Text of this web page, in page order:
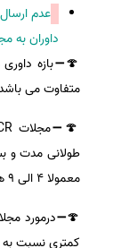
عدم
داوران به
🍄➖بازه
متفاوت می
🍄➖مجلات
طولانی مدت و
معمولا 4 الی 9 هفته می‌باشد.
🍄➖درمورد
کمتری نسبت به